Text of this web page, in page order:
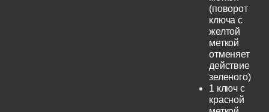
(поворот
ключа с
желтой
меткой
отменяет
действие
зеленого)
1 ключ с
красной